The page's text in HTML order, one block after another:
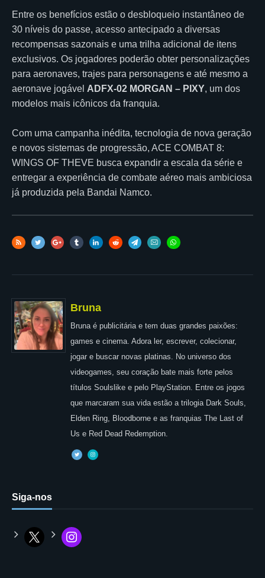
Entre os benefícios estão o desbloqueio instantâneo de
30 níveis do passe, acesso antecipado a diversas
recompensas sazonais e uma trilha adicional de itens
exclusivos. Os jogadores poderão obter personalizações
para aeronaves, trajes para personagens e até mesmo a
aeronave jogável ADFX-02 MORGAN – PIXY, um dos
modelos mais icônicos da franquia.
Com uma campanha inédita, tecnologia de nova geração
e novos sistemas de progressão, ACE COMBAT 8:
WINGS OF THEVE busca expandir a escala da série e
entregar a experiência de combate aéreo mais ambiciosa
já produzida pela Bandai Namco.
Bruna
Bruna é publicitária e tem duas grandes paixões:
games e cinema. Adora ler, escrever, colecionar,
jogar e buscar novas platinas. No universo dos
videogames, seu coração bate mais forte pelos
títulos Soulslike e pelo PlayStation. Entre os jogos
que marcaram sua vida estão a trilogia Dark Souls,
Elden Ring, Bloodborne e as franquias The Last of
Us e Red Dead Redemption.
Siga-nos